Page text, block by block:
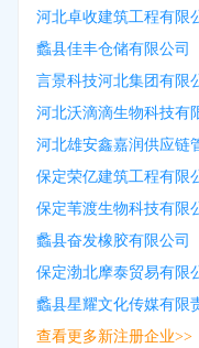
河北卓收建筑工程有限
蠡县佳丰仓储有限公司
言景科技河北集团有限
河北沃滴滴生物科技有
河北雄安鑫嘉润供应链
保定荣亿建筑工程有限
保定苇渡生物科技有限
蠡县奋发橡胶有限公司
保定渤北摩泰贸易有限
蠡县星耀文化传媒有限
查看更多新注册企业>>